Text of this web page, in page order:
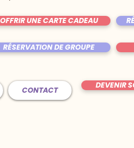
OFFRIR UNE CARTE CADEAU
RÉSERVATION DE GROUPE
CONTACT DEVENIR